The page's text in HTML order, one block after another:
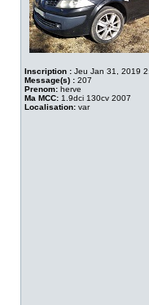
Inscription : Jeu Jan 31, 2019
Message(s) : 207
Prenom: herve
Ma MCC: 1.9dci 130cv 2007
Localisation: var